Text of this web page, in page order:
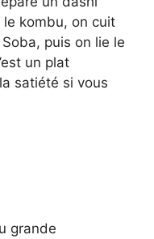
kombu, on cuit
puis on lie le
un plat
satiété si vous
grande